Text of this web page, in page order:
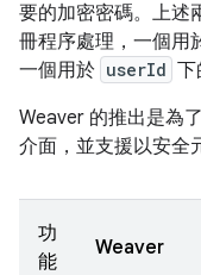
要的加密密碼。上述
冊程序處理，一個用
一個用於 userId 下
Weaver 的推出是為
介面，並支援以安全
功
能
Weaver